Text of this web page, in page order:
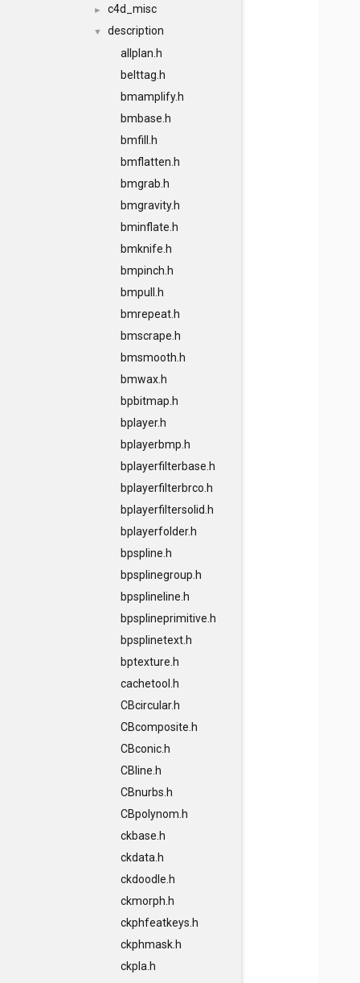
► c4d_misc
▼
description
allplan.h
belttag.h
bmamplify.h
bmbase.h
bmfill.h
bmflatten.h
bmgrab.h
bmgravity.h
bminflate.h
bmknife.h
bmpinch.h
bmpull.h
bmrepeat.h
bmscrape.h
bmsmooth.h
bmwax.h
bpbitmap.h
bplayer.h
bplayerbmp.h
bplayerfilterbase.h
bplayerfilterbrco.h
bplayerfiltersolid.h
bplayerfolder.h
bpspline.h
bpsplinegroup.h
bpsplineline.h
bpsplineprimitive.h
bpsplinetext.h
bptexture.h
cachetool.h
CBcircular.h
CBcomposite.h
CBconic.h
CBline.h
CBnurbs.h
CBpolynom.h
ckbase.h
ckdata.h
ckdoodle.h
ckmorph.h
ckphfeatkeys.h
ckphmask.h
ckpla.h